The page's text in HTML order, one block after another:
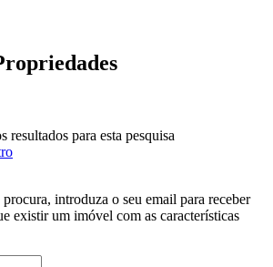
resultados para esta pesquisa
introduza o seu email para receber
existir um imóvel com as características